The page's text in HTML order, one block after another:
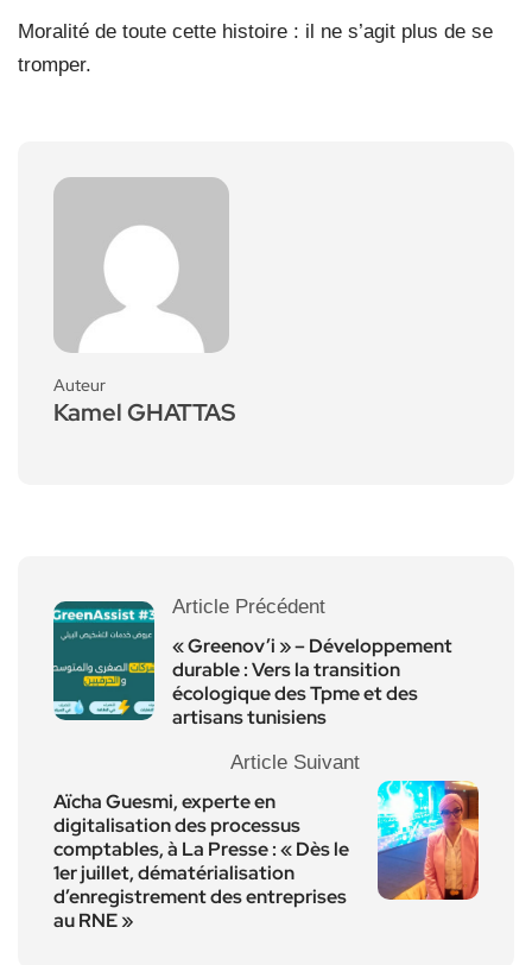
Moralité de toute cette histoire : il ne s’agit plus de se
tromper.
Auteur
Kamel GHATTAS
Article Précédent
« Greenov’i » – Développement
durable : Vers la transition
écologique des Tpme et des
artisans tunisiens
Article Suivant
Aïcha Guesmi, experte en
digitalisation des processus
comptables, à La Presse : « Dès le
1er juillet, dématérialisation
d’enregistrement des entreprises
au RNE »